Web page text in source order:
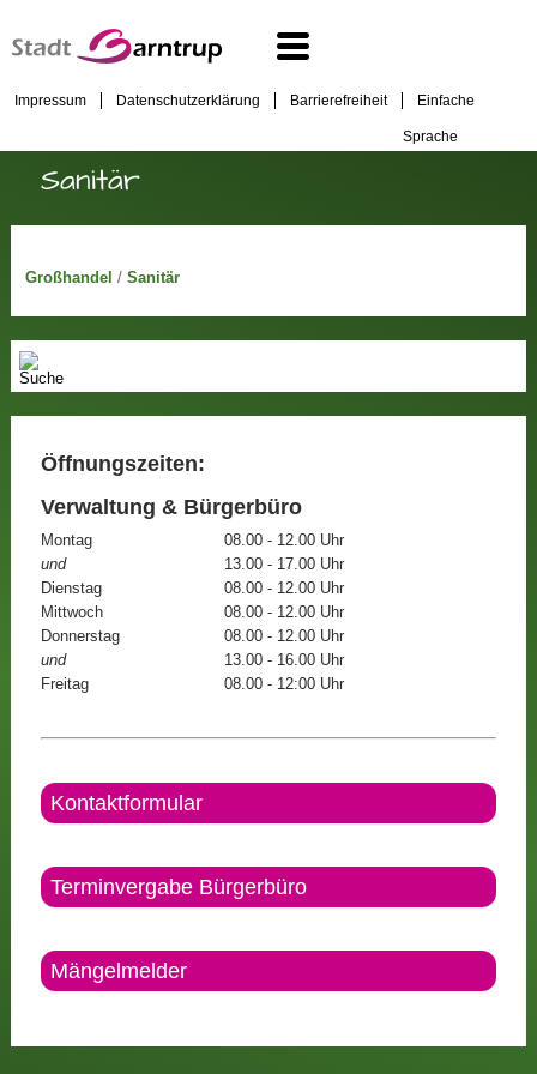
Impressum Datenschutzerklärung Barrierefreiheit Einfache
Sprache
Sanitär
Großhandel/ Sanitär
Öffnungszeiten:
Verwaltung & Bürgerbüro
Montag
08.00 - 12.00 Uhr
und
13.00 - 17.00 Uhr
Dienstag
08.00 - 12.00 Uhr
Mittwoch
08.00 - 12.00 Uhr
Donnerstag
08.00 - 12.00 Uhr
und
13.00 - 16.00 Uhr
Freitag
08.00 - 12:00 Uhr
Kontaktformular
Terminvergabe Bürgerbüro
Mängelmelder